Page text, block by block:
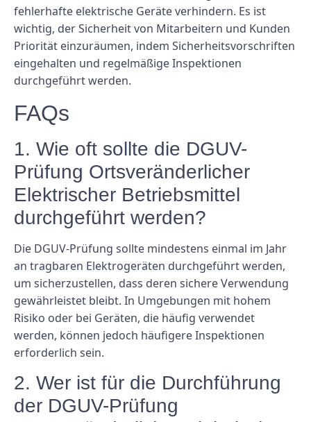
fehlerhafte elektrische Geräte verhindern. Es ist
wichtig, der Sicherheit von Mitarbeitern und Kunden
Priorität einzuräumen, indem Sicherheitsvorschriften
eingehalten und regelmäßige Inspektionen
durchgeführt werden.
FAQs
1. Wie oft sollte die DGUV-
Prüfung Ortsveränderlicher
Elektrischer Betriebsmittel
durchgeführt werden?
Die DGUV-Prüfung sollte mindestens einmal im Jahr
an tragbaren Elektrogeräten durchgeführt werden,
um sicherzustellen, dass deren sichere Verwendung
gewährleistet bleibt. In Umgebungen mit hohem
Risiko oder bei Geräten, die häufig verwendet
werden, können jedoch häufigere Inspektionen
erforderlich sein.
2. Wer ist für die Durchführung
der DGUV-Prüfung